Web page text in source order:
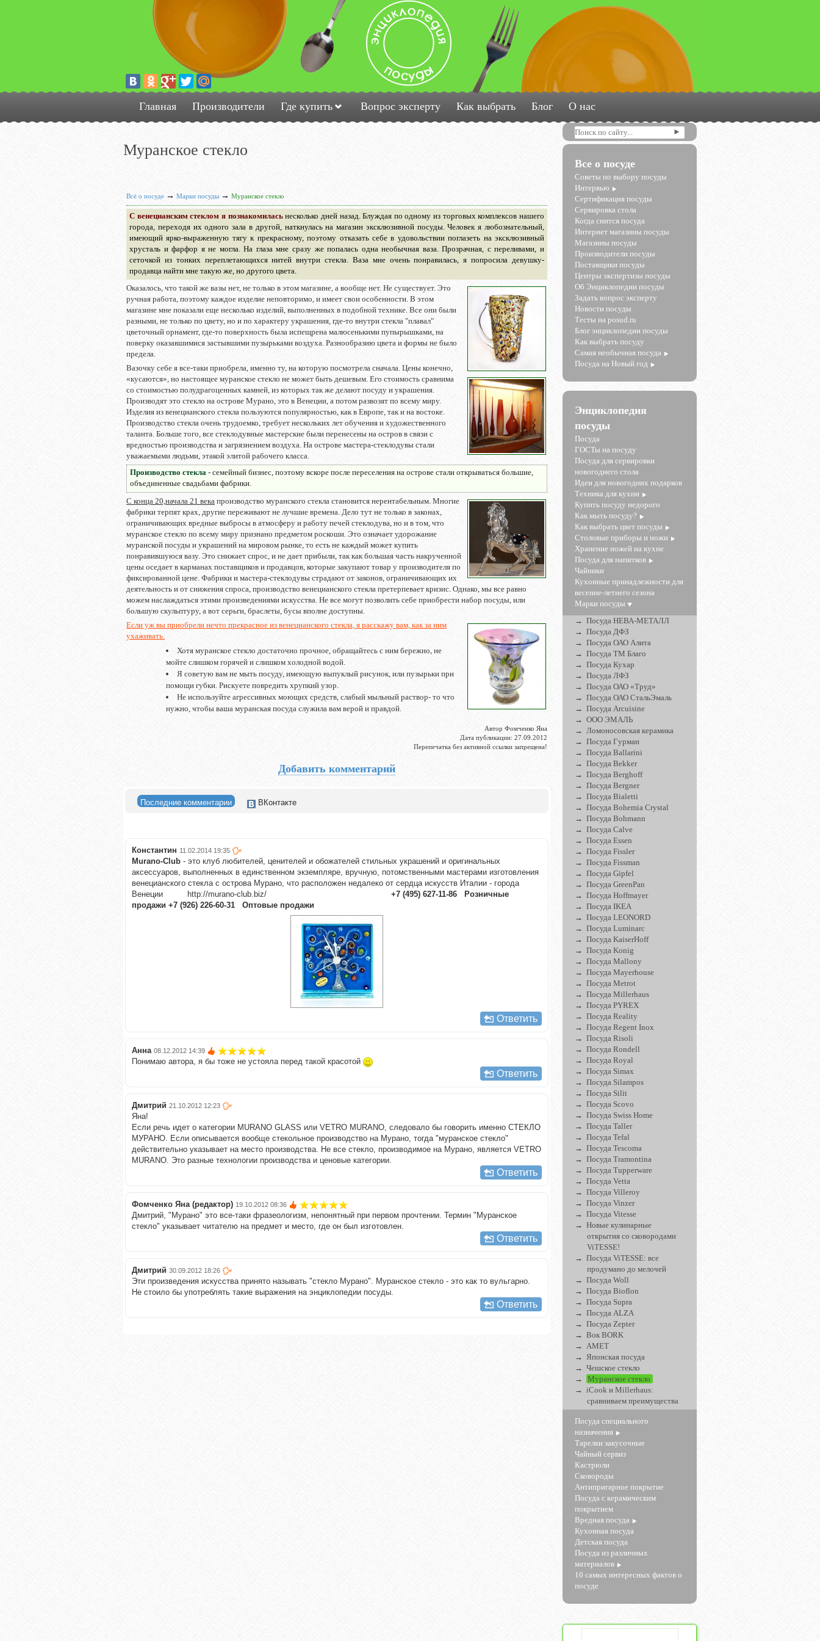
Главная Производители Где купить Вопрос эксперту Как выбрать Блог О нас
Муранское стекло
Всё о посуде → Марки посуды → Муранское стекло
С венецианским стеклом я познакомиласьнесколько дней назад. Блуждая по одному из торговых комплексов нашего
города, переходя их одного зала в другой, наткнулась на магазин эксклюзивной посуды. Человек я любознательный,
имеющий ярко-выраженную тягу к прекрасному, поэтому отказать себе в удовольствии поглазеть на эксклюзивный
хрусталь и фарфор я не могла. На глаза мне сразу же попалась одна необычная ваза. Прозрачная, с переливами, и
сеточкой из тонких переплетающихся нитей внутри стекла. Ваза мне очень понравилась, я попросила девушку-
продавца найти мне такую же, но другого цвета.
Оказалось, что такой же вазы нет, не только в этом магазине, а вообще нет. Не существует. Это
ручная работа, поэтому каждое изделие неповторимо, и имеет свои особенности. В этом
магазине мне показали еще несколько изделий, выполненных в подобной технике. Все они были
разными, не только по цвету, но и по характеру украшения, где-то внутри стекла "плавал"
цветочный орнамент, где-то поверхность была испещрена малюсенькими пупырышками, на
поверку оказавшимися застывшими пузырьками воздуха. Разнообразию цвета и формы не было
предела.
Вазочку себе я все-таки приобрела, именно ту, на которую посмотрела сначала. Цены конечно,
«кусаются», но настоящее муранское стекло не может быть дешевым. Его стоимость сравнима
со стоимостью полудрагоценных камней, из которых так же делают посуду и украшения.
Производят это стекло на острове Мурано, это в Венеции, а потом развозят по всему миру.
Изделия из венецианского стекла пользуются популярностью, как в Европе, так и на востоке.
Производство стекла очень трудоемко, требует нескольких лет обучения и художественного
таланта. Больше того, все стеклодувные мастерские были перенесены на остров в связи с
вредностью производства и загрязнением воздуха. На острове мастера-стеклодувы стали
уважаемыми людьми, этакой элитой рабочего класса.
Производство стекла - семейный бизнес, поэтому вскоре после переселения на острове стали открываться большие,
объединенные свадьбами фабрики.
С конца 20,начала 21 века производство муранского стекла становится нерентабельным. Многие
фабрики терпят крах, другие переживают не лучшие времена. Дело тут не только в законах,
ограничивающих вредные выбросы в атмосферу и работу печей стеклодува, но и в том, что
муранское стекло по всему миру признано предметом роскоши. Это означает удорожание
муранской посуды и украшений на мировом рынке, то есть не каждый может купить
понравившуюся вазу. Это снижает спрос, и не дает прибыли, так как большая часть накрученной
цены оседает в карманах поставщиков и продавцов, которые закупают товар у производителя по
фиксированной цене. Фабрики и мастера-стеклодувы страдают от законов, ограничивающих их
деятельность и от снижения спроса, производство венецианского стекла претерпевает кризис. Однако, мы все равно
можем наслаждаться этими произведениями искусства. Не все могут позволить себе приобрести набор посуды, или
большую скульптуру, а вот серьги, браслеты, бусы вполне доступны.
Если уж вы приобрели нечто прекрасное из венецианского стекла, я расскажу вам, как за ним
ухаживать.
Хотя муранское стекло достаточно прочное, обращайтесь с ним бережно, не
мойте слишком горячей и слишком холодной водой.
Я советую вам не мыть посуду, имеющую выпуклый рисунок, или пузырьки при
помощи губки. Рискуете повредить хрупкий узор.
Не используйте агрессивных моющих средств, слабый мыльный раствор- то что
нужно, чтобы ваша муранская посуда служила вам верой и правдой.
Автор Фомченко Яна
Дата публикации: 27.09.2012
Перепечатка без активной ссылки запрещена!
Добавить комментарий
Последние комментарии ВКонтакте
Константин 11.02.2014 19:35
Murano-Club- это клуб любителей, ценителей и обожателей стильных украшений и оригинальных
аксессуаров, выполненных в единственном экземпляре, вручную, потомственными мастерами изготовления
венецианского стекла с острова Мурано, что расположен недалеко от сердца искусств Италии - города
Венеции http://murano-club.biz/ +7 (495) 627-11-86
Розничные
продажи +7 (926) 226-60-31 Оптовые продажи
Ответить
Анна 08.12.2012 14:39
Понимаю автора, я бы тоже не устояла перед такой красотой
Ответить
Дмитрий 21.10.2012 12:23
Яна!
Если речь идет о категории MURANO GLASS или VETRO MURANO, следовало бы говорить именно СТЕКЛО
МУРАНО. Если описывается вообще стекольное производство на Мурано, тогда "муранское стекло"
действительно указывает на место производства. Не все стекло, производимое на Мурано, является VETRO
MURANO. Это разные технологии производства и ценовые категории.
Ответить
Фомченко Яна (редактор) 19.10.2012 08:36
Дмитрий, "Мурано" это все-таки фразеологизм, непонятный при первом прочтении. Термин "Муранское
стекло" указывает читателю на предмет и место, где он был изготовлен.
Ответить
Дмитрий 30.09.2012 18:26
Эти произведения искусства принято называть "стекло Мурано". Муранское стекло - это как то вульгарно.
Не стоило бы употреблять такие выражения на энциклопедии посуды.
Ответить
Все о посуде
Советы по выбору посуды
Интервью
Сертификация посуды
Сервировка стола
Когда снится посуда
Интернет магазины посуды
Магазины посуды
Производители посуды
Поставщики посуды
Центры экспертизы посуды
Об Энциклопедии посуды
Задать вопрос эксперту
Новости посуды
Тесты на posud.ru
Блог энциклопедии посуды
Как выбрать посуду
Самая необычная посуда
Посуда на Новый год
Энциклопедия
посуды
Посуда
ГОСТы на посуду
Посуда для сервировки
новогоднего стола
Идеи для новогодних подарков
Техника для кухни
Купить посуду недорого
Как мыть посуду?
Как выбрать цвет посуды
Столовые приборы и ножи
Хранение ножей на кухне
Посуда для напитков
Чайники
Кухонные принадлежности для
весенне-летнего сезона
Марки посуды
Посуда НЕВА-МЕТАЛЛ
Посуда ДФЗ
Посуда ОАО Алита
Посуда ТМ Благо
Посуда Кухар
Посуда ЛФЗ
Посуда ОАО «Труд»
Посуда ОАО СтальЭмаль
Посуда Arcuisine
ООО ЭМАЛЬ
Ломоносовская керамика
Посуда Гурман
Посуда Ballarini
Посуда Bekker
Посуда Berghoff
Посуда Bergner
Посуда Bialetti
Посуда Bohemia Crystal
Посуда Bohmann
Посуда Calve
Посуда Essen
Посуда Fissler
Посуда Fissman
Посуда Gipfel
Посуда GreenPan
Посуда Hoffmayer
Посуда IKEA
Посуда LEONORD
Посуда Luminarc
Посуда KaiserHoff
Посуда Konig
Посуда Mallony
Посуда Mayerhouse
Посуда Metrot
Посуда Millerhaus
Посуда PYREX
Посуда Reality
Посуда Regent Inox
Посуда Risoli
Посуда Rondell
Посуда Royal
Посуда Simax
Посуда Silampos
Посуда Silit
Посуда Scovo
Посуда Swiss Home
Посуда Taller
Посуда Tefal
Посуда Tescoma
Посуда Tramontina
Посуда Tupperware
Посуда Vetta
Посуда Villeroy
Посуда Vinzer
Посуда Vitesse
Новые кулинарные
открытия со сковородами
ViTESSE!
Посуда ViTESSE: все
продумано до мелочей
Посуда Woll
Посуда Bioflon
Посуда Supra
Посуда ALZA
Посуда Zepter
Вок BORK
АМЕТ
Японская посуда
Чешское стекло
Муранское стекло
iCook и Millerhaus:
сравниваем преимущества
Посуда специального
назначения
Тарелки закусочные
Чайный сервиз
Кастрюли
Сковороды
Антипригарное покрытие
Посуда с керамическим
покрытием
Вредная посуда
Кухонная посуда
Детская посуда
Посуда из различных
материалов
10 самых интересных фактов о
посуде